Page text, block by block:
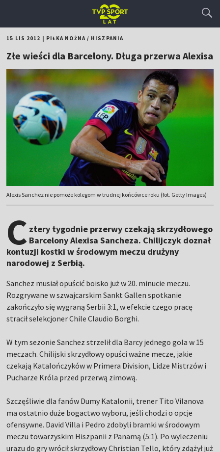
15 LIS 2012 PIŁKA NOŻNA/ HISZPANIA
Złe wieści dla Barcelony. Długa przerwa Alexisa
Alexis Sanchez nie pomoże kolegom w trudnej końcówce roku (fot. Getty Images)
C ztery tygodnie przerwy czekają skrzydłowego
Barcelony Alexisa Sancheza. Chilijczyk doznał
kontuzji kostki w środowym meczu drużyny
narodowej z Serbią.
Sanchez musiał opuścić boisko już w 20. minucie meczu.
Rozgrywane w szwajcarskim Sankt Gallen spotkanie
zakończyło się wygraną Serbii 3:1, w efekcie czego pracę
stracił selekcjoner Chile Claudio Borghi.
W tym sezonie Sanchez strzelił dla Barcy jednego gola w 15
meczach. Chilijski skrzydłowy opuści ważne mecze, jakie
czekają Katalończyków w Primera Division, Lidze Mistrzów i
Pucharze Króla przed przerwą zimową.
Szczęśliwie dla fanów Dumy Katalonii, trener Tito Vilanova
ma ostatnio duże bogactwo wyboru, jeśli chodzi o opcje
ofensywne. David Villa i Pedro zdobyli bramki w środowym
meczu towarzyskim Hiszpanii z Panamą (5:1). Po wyleczeniu
urazu do gry wrócił skrzydłowy Christian Tello, który zdążył już